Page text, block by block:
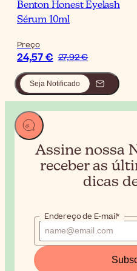
Benton Honest Eyelash
Sérum 10ml
Preço
24,57 € 27,92 €
Seja Notificado
Assine nossa
receber as
dicas
Endereço de E-mail*